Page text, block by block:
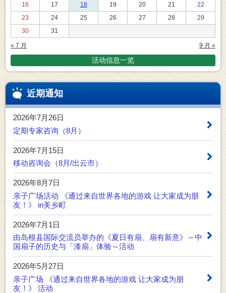
16
17 18 19 20 21
22
23
24 25 26 27 28
29
30
31
« 7 月 9 月 »
活动信息一览
近期通知
2026年7月26日
定期专家咨询（8月）
2026年7月15日
移动咨询会（8月/出云市）
2026年8月7日
亲子广场活动 《通过来自世界各地的游戏 让大家成为朋
友！》 in美乡町
2026年7月1日
由岛根县国际交流员举办的《夏日有扇、扇有新意》～中
国扇子的历史与「漆扇」体验～活动
2026年5月27日
亲子广场 《通过来自世界各地的游戏 让大家成为朋
友！》 活动